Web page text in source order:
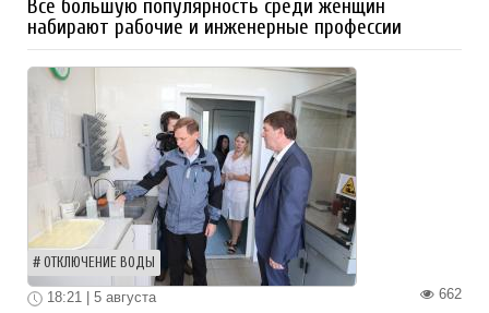
Все большую популярность среди женщин
набирают рабочие и инженерные профессии
ОТКЛЮЧЕНИЕ ВОДЫ
662
18:21 | 5 августа